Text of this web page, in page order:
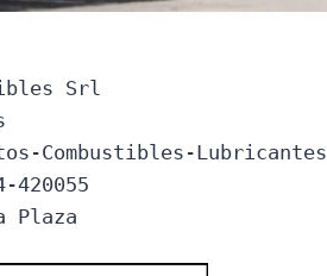
Srl
Combustibles-
420055
Plaza